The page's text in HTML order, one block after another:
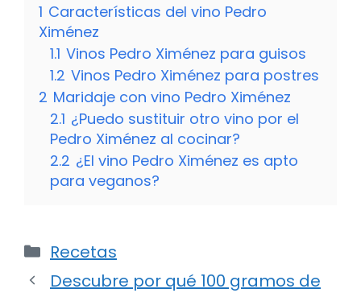
1 Características del vino Pedro
Ximénez
1.1 Vinos Pedro Ximénez para guisos
1.2 Vinos Pedro Ximénez para postres
2 Maridaje con vino Pedro Ximénez
2.1 ¿Puedo sustituir otro vino por el
Pedro Ximénez al cocinar?
2.2 ¿El vino Pedro Ximénez es apto
para veganos?
Categorías
Recetas
Descubre por qué 100 gramos de